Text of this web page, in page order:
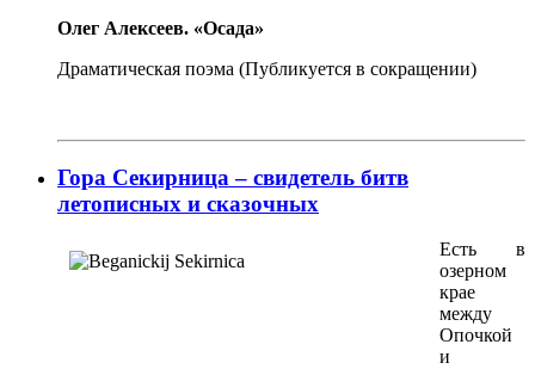
Олег Алексеев. «Осада»
Драматическая поэма (Публикуется в сокращении)
Гора Секирница – свидетель битв
летописных и сказочных
Есть в
озерном
крае
между
Опочкой
и